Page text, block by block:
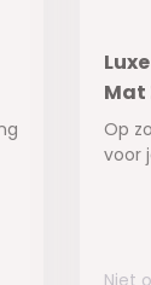
Mat
Op
voor